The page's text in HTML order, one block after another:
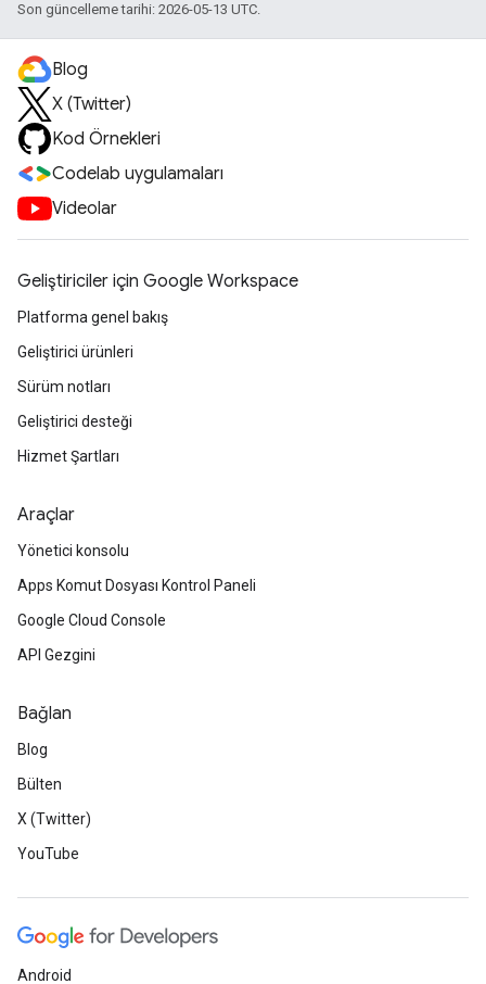
Son güncelleme tarihi: 2026-05-13 UTC.
Blog
X (Twitter)
Kod Örnekleri
Codelab uygulamaları
Videolar
Geliştiriciler için Google Workspace
Platforma genel bakış
Geliştirici ürünleri
Sürüm notları
Geliştirici desteği
Hizmet Şartları
Araçlar
Yönetici konsolu
Apps Komut Dosyası Kontrol Paneli
Google Cloud Console
API Gezgini
Bağlan
Blog
Bülten
X (Twitter)
YouTube
Android